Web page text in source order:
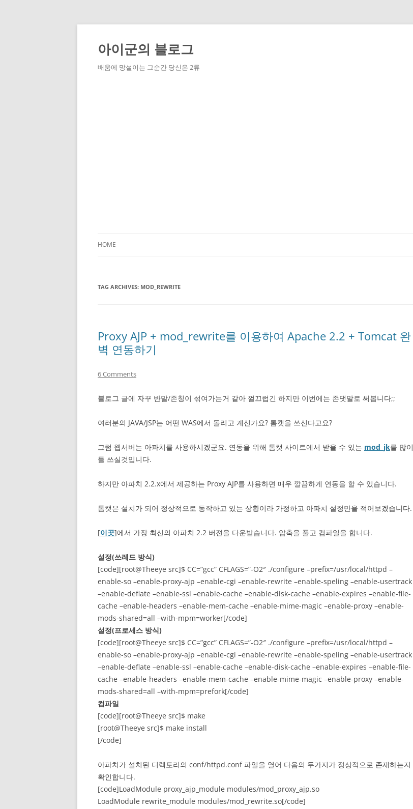
Skip
content
아이군의 블로그
배움에 망설이는 그순간 당신은 2류
HOME
TAG ARCHIVES: MOD_REWRITE
Proxy AJP + mod_rewrite를 이용하여 Apache 2.2 + Tomcat 완
벽 연동하기
6 Comments
블로그 글에 자꾸 반말/존칭이 섞여가는거 같아 껄끄럽긴 하지만 이번에는 존댓말로 써봅니다;;
여러분의 JAVA/JSP는 어떤 WAS에서 돌리고 계신가요? 톰캣을 쓰신다고요?
그럼 웹서버는 아파치를 사용하시겠군요. 연동을 위해 톰캣 사이트에서 받을 수 있는 mod_jk를 많이
들 쓰실것입니다.
하지만 아파치 2.2.x에서 제공하는 Proxy AJP를 사용하면 매우 깔끔하게 연동을 할 수 있습니다.
톰캣은 설치가 되어 정상적으로 동작하고 있는 상황이라 가정하고 아파치 설정만을 적어보겠습니다.
[이곳]에서 가장 최신의 아파치 2.2 버젼을 다운받습니다. 압축을 풀고 컴파일을 합니다.
설정(쓰레드 방식)
[code][root@Theeye src]$ CC=”gcc” CFLAGS=”-O2″ ./configure –prefix=/usr/local/httpd –
enable-so –enable-proxy-ajp –enable-cgi –enable-rewrite –enable-speling –enable-usertrack
–enable-deflate –enable-ssl –enable-cache –enable-disk-cache –enable-expires –enable-file-
cache –enable-headers –enable-mem-cache –enable-mime-magic –enable-proxy –enable-
mods-shared=all –with-mpm=worker[/code]
설정(프로세스 방식)
[code][root@Theeye src]$ CC=”gcc” CFLAGS=”-O2″ ./configure –prefix=/usr/local/httpd –
enable-so –enable-proxy-ajp –enable-cgi –enable-rewrite –enable-speling –enable-usertrack
–enable-deflate –enable-ssl –enable-cache –enable-disk-cache –enable-expires –enable-file-
cache –enable-headers –enable-mem-cache –enable-mime-magic –enable-proxy –enable-
mods-shared=all –with-mpm=prefork[/code]
컴파일
[code][root@Theeye src]$ make
[root@Theeye src]$ make install
[/code]
아파치가 설치된 디렉토리의 conf/httpd.conf 파일을 열어 다음의 두가지가 정상적으로 존재하는지
확인합니다.
[code]LoadModule proxy_ajp_module modules/mod_proxy_ajp.so
LoadModule rewrite_module modules/mod_rewrite.so[/code]